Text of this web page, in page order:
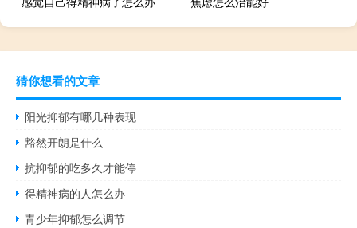
猜你想看的文章
阳光抑郁有哪几种表现
豁然开朗是什么
抗抑郁的吃多久才能停
得精神病的人怎么办
青少年抑郁怎么调节